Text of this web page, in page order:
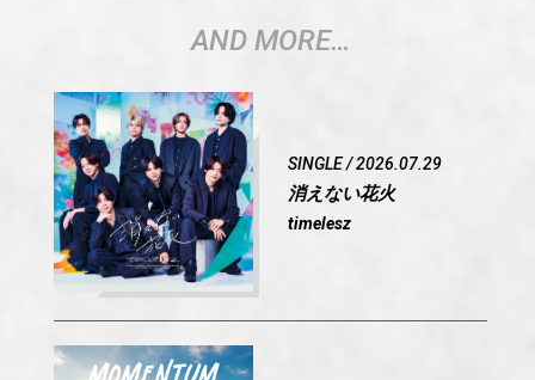
AND MORE…
SINGLE / 2026.07.29
消えない花火
timelesz